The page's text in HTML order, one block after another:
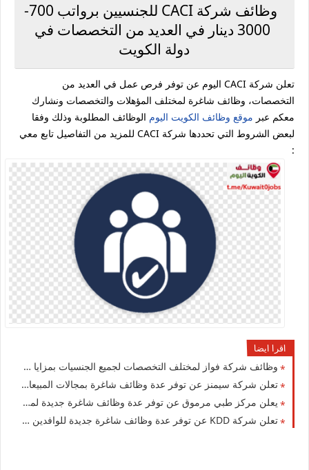
وظائف شركة CACI للجنسيين برواتب 700-
3000 دينار في العديد من التخصصات في
دولة الكويت
تعلن شركة CACI اليوم عن توفر فرص عمل في العديد من
التخصصات، وظائف شاغرة لمختلف المؤهلات والتخصصات ونشارك
معكم عبر موقع وظائف الكويت اليوم الوظائف المطلوبة وذلك وفقا
لبعض الشروط التي تحددها شركة CACI للمزيد من التفاصيل تابع معي
:
اقرا ايضا
وظائف شركة فواز لمختلف التخصصات لجميع الجنسيات بمزايا ورواتب عالية بالكويت
تعلن شركة سيمنز عن توفر عدة وظائف شاغرة بمجالات المبيعات والتقنية بالكويت
يعلن مركز طبي مرموق عن توفر عدة وظائف شاغرة جديدة لمختلف التخصصات لجميع الجنسيات في الكويت
تعلن شركة ‏KDD‏ عن توفر عدة وظائف شاغرة جديدة للوافدين والمقيمن في الكويت لعام 2026